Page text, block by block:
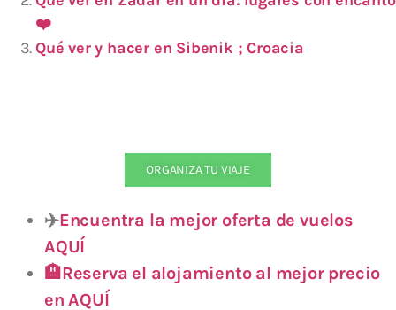
❤️
Qué ver y hacer en Sibenik ; Croacia
ORGANIZA TU VIAJE
✈️Encuentra la mejor oferta de vuelos
AQUÍ
🏨Reserva el alojamiento al mejor precio
en AQUÍ